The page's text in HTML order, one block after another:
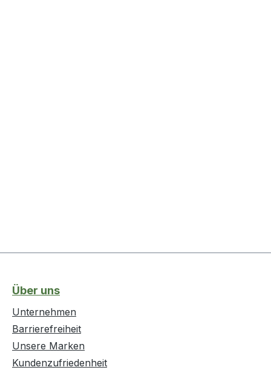
Über uns
Unternehmen
Barrierefreiheit
Unsere Marken
Kundenzufriedenheit